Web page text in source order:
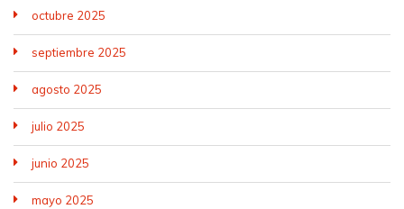
octubre 2025
septiembre 2025
agosto 2025
julio 2025
junio 2025
mayo 2025